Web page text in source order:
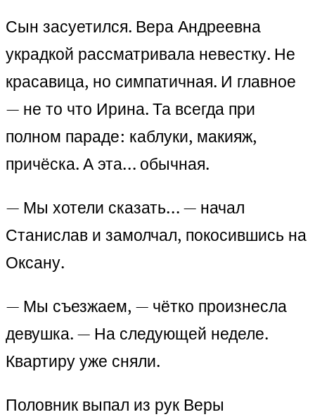
Сын засуетился. Вера Андреевна
украдкой рассматривала невестку. Не
красавица, но симпатичная. И главное
— не то что Ирина. Та всегда при
полном параде: каблуки, макияж,
причёска. А эта… обычная.
— Мы хотели сказать… — начал
Станислав и замолчал, покосившись на
Оксану.
— Мы съезжаем, — чётко произнесла
девушка. — На следующей неделе.
Квартиру уже сняли.
Половник выпал из рук Веры